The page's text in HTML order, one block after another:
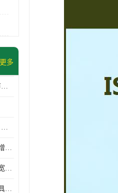
更多
iso认证有哪些 精简流程 节省企业运营成本
iso咨询公司 更快吸引投资 节省企业运营成本
淮安机动车检测服务咨询 增加竞争力 可获得更多业务机会
泰州交通行业服务认证 拓宽可业务范围 提高客户对企业满意度
江苏机动车检测服务咨询 具有社会效益 是企业综合实力的体现